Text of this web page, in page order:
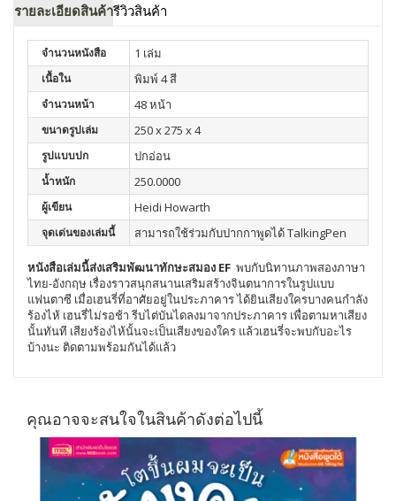
รายละเอียดสินค้ารีวิวสินค้า
จำนวนหนังสือ 1 เล่ม
เนื้อใน พิมพ์ 4 สี
จำนวนหน้า 48 หน้า
ขนาดรูปเล่ม 250 x 275 x 4
รูปแบบปก ปกอ่อน
น้ำหนัก 250.0000
ผู้เขียน Heidi Howarth
จุดเด่นของเล่มนี้ สามารถใช้ร่วมกับปากกาพูดได้ TalkingPen
หนังสือเล่มนี้ส่งเสริมพัฒนาทักษะสมอง EF พบกับนิทานภาพสองภาษา
ไทย-อังกฤษ เรื่องราวสนุกสนานเสริมสร้างจินตนาการในรูปแบบ
แฟนตาซี เมื่อเฮนรี่ที่อาศัยอยู่ในประภาคาร ได้ยินเสียงใครบางคนกำลัง
ร้องไห้ เฮนรี่ไม่รอช้า รีบไต่บันไดลงมาจากประภาคาร เพื่อตามหาเสียง
นั้นทันที เสียงร้องไห้นั้นจะเป็นเสียงของใคร แล้วเฮนรี่จะพบกับอะไร
บ้างนะ ติดตามพร้อมกันได้แล้ว
คุณอาจจะสนใจในสินค้าดังต่อไปนี้